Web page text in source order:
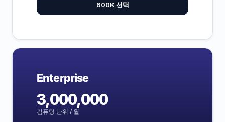
600K 선택
Enterprise
3,000,000
컴퓨팅 단위 / 월